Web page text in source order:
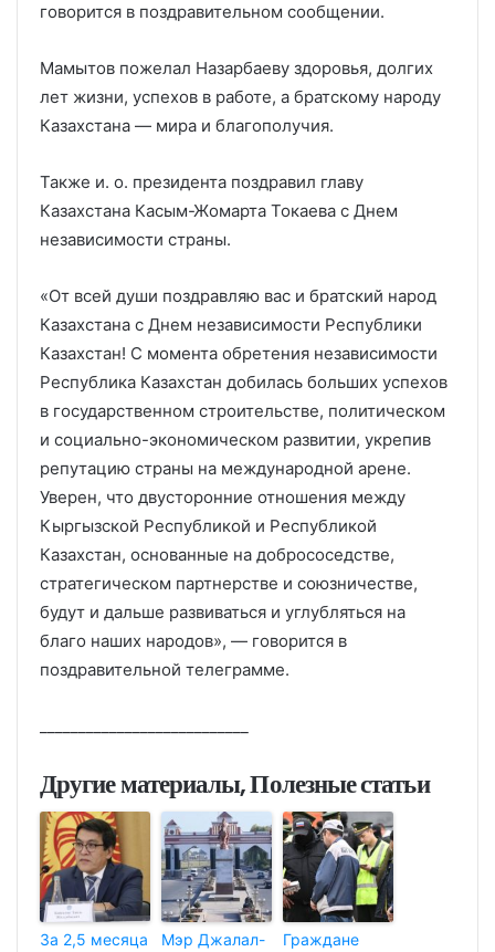
говорится в поздравительном сообщении.
Мамытов пожелал Назарбаеву здоровья, долгих
лет жизни, успехов в работе, а братскому народу
Казахстана — мира и благополучия.
Также и. о. президента поздравил главу
Казахстана Касым-Жомарта Токаева с Днем
независимости страны.
«От всей души поздравляю вас и братский народ
Казахстана с Днем независимости Республики
Казахстан! С момента обретения независимости
Республика Казахстан добилась больших успехов
в государственном строительстве, политическом
и социально-экономическом развитии, укрепив
репутацию страны на международной арене.
Уверен, что двусторонние отношения между
Кыргызской Республикой и Республикой
Казахстан, основанные на добрососедстве,
стратегическом партнерстве и союзничестве,
будут и дальше развиваться и углубляться на
благо наших народов», — говорится в
поздравительной телеграмме.
Другие материалы, Полезные статьи
За 2,5 месяца
Мэр Джалал-
Граждане